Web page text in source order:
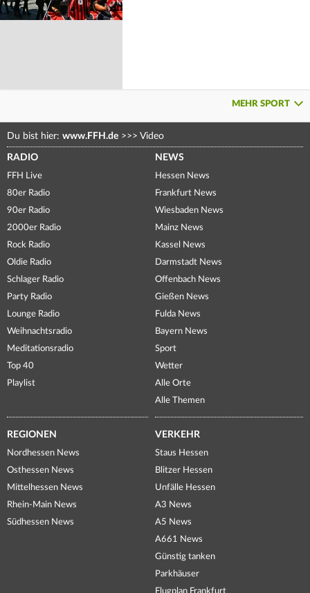
MEHR SPORT
Du bist hier: www.FFH.de >>> Video
RADIO
FFH Live
80er Radio
90er Radio
2000er Radio
Rock Radio
Oldie Radio
Schlager Radio
Party Radio
Lounge Radio
Weihnachtsradio
Meditationsradio
Top 40
Playlist
NEWS
Hessen News
Frankfurt News
Wiesbaden News
Mainz News
Kassel News
Darmstadt News
Offenbach News
Gießen News
Fulda News
Bayern News
Sport
Wetter
Alle Orte
Alle Themen
REGIONEN
Nordhessen News
Osthessen News
Mittelhessen News
Rhein-Main News
Südhessen News
VERKEHR
Staus Hessen
Blitzer Hessen
Unfälle Hessen
A3 News
A5 News
A661 News
Günstig tanken
Parkhäuser
Flugplan Frankfurt